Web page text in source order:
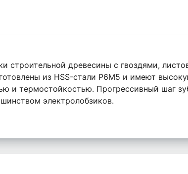
строительной древесины с гвоздями,
из HSS-стали Р6М5 и имеют
и термостойкостью. Прогрессивный шаг
электролобзиков.